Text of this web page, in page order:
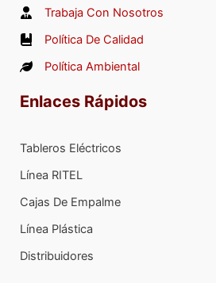
Trabaja Con Nosotros
Política De Calidad
Política Ambiental
Enlaces Rápidos
Tableros Eléctricos
Línea RITEL
Cajas De Empalme
Línea Plástica
Distribuidores